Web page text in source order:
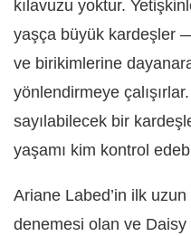
kılavuzu yoktur.
yaşça büyük kardeşler
ve birikimlerine
yönlendirmeye
sayılabilecek bir
yaşamı kim kontrol
Ariane Labed’in ilk
denemesi olan ve Daisy